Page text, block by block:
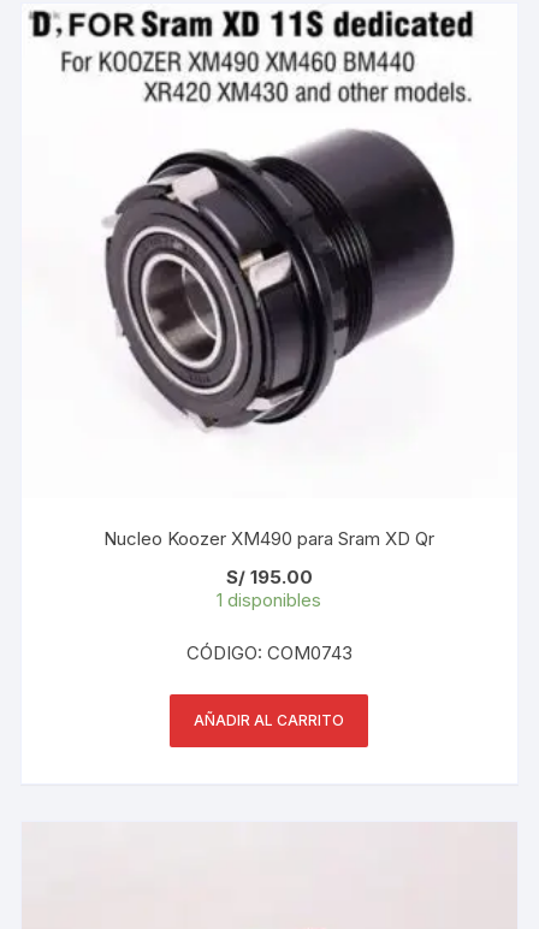
Nucleo Koozer XM490 para Sram XD Qr
S/195.00
1 disponibles
CÓDIGO: COM0743
AÑADIR AL CARRITO